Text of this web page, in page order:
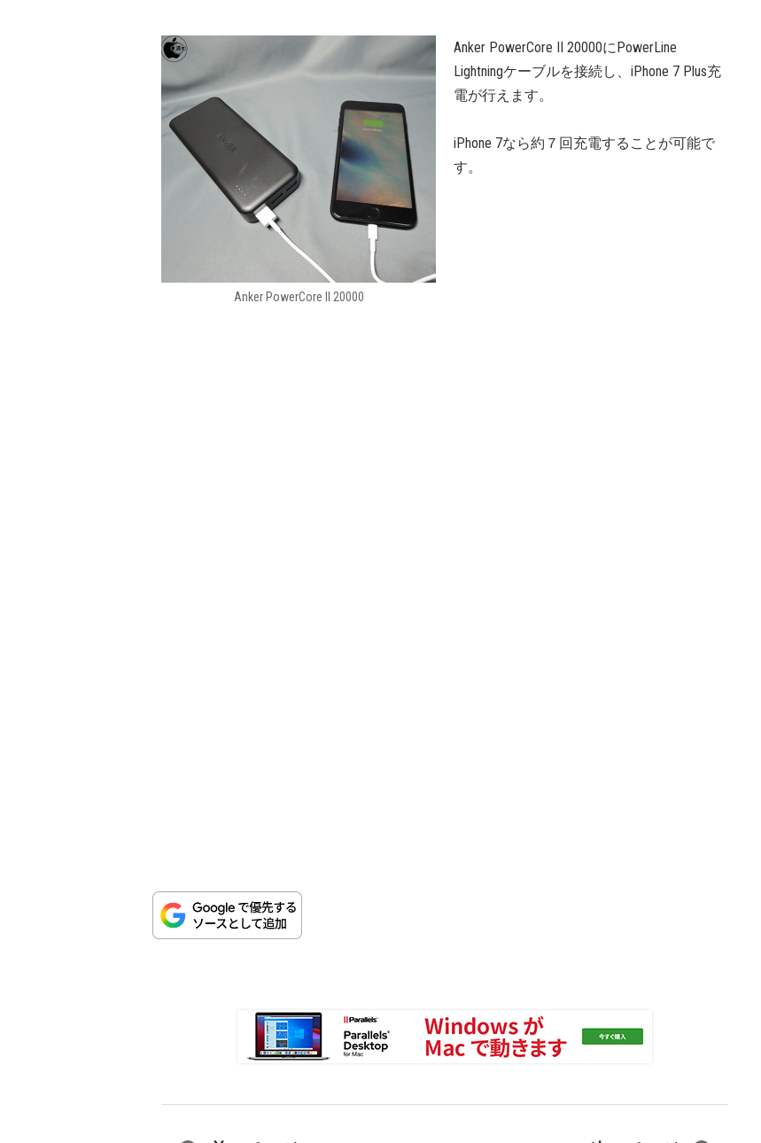
Anker PowerCore II 20000
Anker PowerCore II 20000にPowerLine
Lightningケーブルを接続し、iPhone 7 Plus充
電が行えます。
iPhone 7なら約７回充電することが可能で
す。